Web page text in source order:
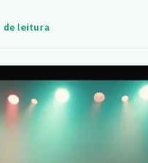
de leitura